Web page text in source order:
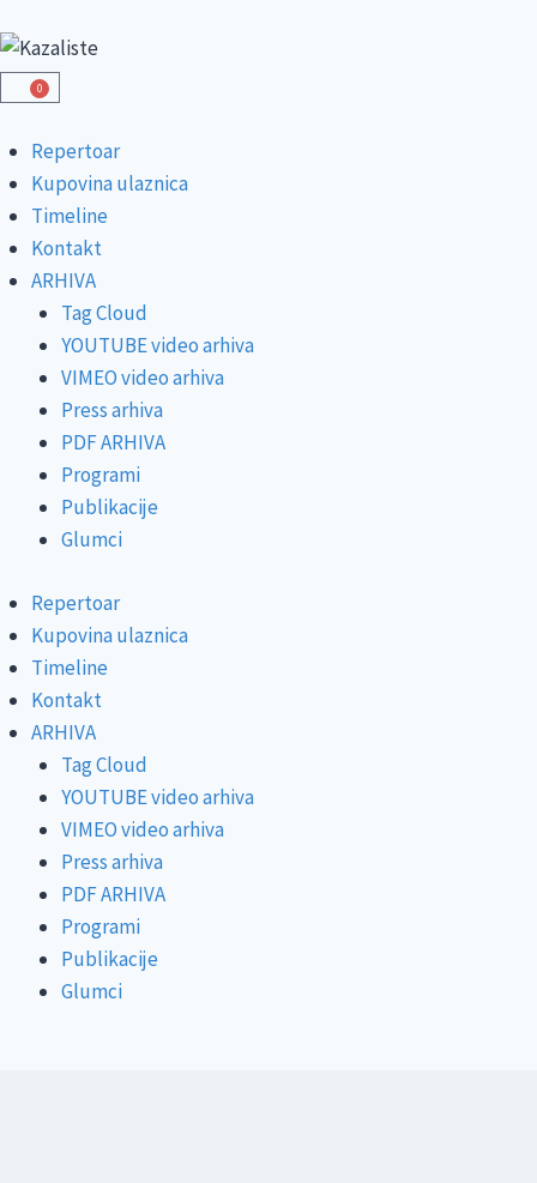
0
Repertoar
Kupovina ulaznica
Timeline
Kontakt
ARHIVA
Tag Cloud
YOUTUBE video arhiva
VIMEO video arhiva
Press arhiva
PDF ARHIVA
Programi
Publikacije
Glumci
Repertoar
Kupovina ulaznica
Timeline
Kontakt
ARHIVA
Tag Cloud
YOUTUBE video arhiva
VIMEO video arhiva
Press arhiva
PDF ARHIVA
Programi
Publikacije
Glumci